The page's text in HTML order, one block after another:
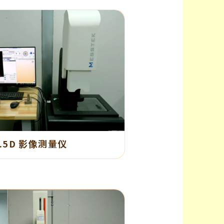
影像测量仪